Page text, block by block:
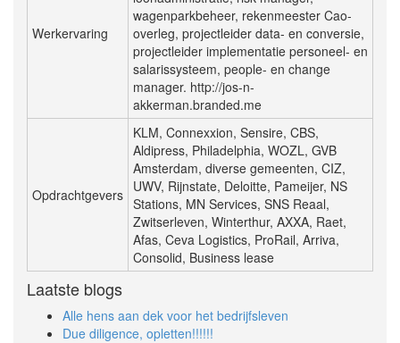
Werkervaring
wagenparkbeheer, rekenmeester Cao-
overleg, projectleider data- en conversie,
projectleider implementatie personeel- en
salarissysteem, people- en change
manager. http://jos-n-
akkerman.branded.me
Opdrachtgevers
KLM, Connexxion, Sensire, CBS,
Aldipress, Philadelphia, WOZL, GVB
Amsterdam, diverse gemeenten, CIZ,
UWV, Rijnstate, Deloitte, Pameijer, NS
Stations, MN Services, SNS Reaal,
Zwitserleven, Winterthur, AXXA, Raet,
Afas, Ceva Logistics, ProRail, Arriva,
Consolid, Business lease
Laatste blogs
Alle hens aan dek voor het bedrijfsleven
Due diligence, opletten!!!!!!